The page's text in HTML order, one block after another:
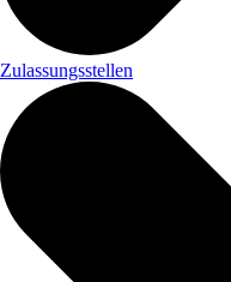
Zulassungsstellen